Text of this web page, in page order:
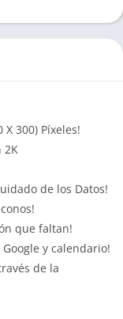
300) Píxeles!
2K
de los Datos!
que faltan!
y calendario!
de la